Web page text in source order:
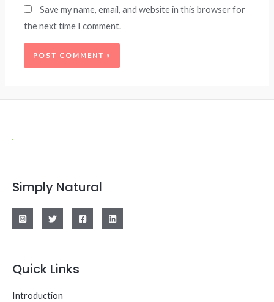
Save my name, email, and website in this browser for
the next time I comment.
Simply Natural
Quick Links
Introduction